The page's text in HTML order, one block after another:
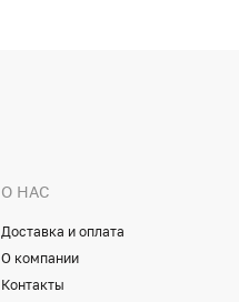
О НАС
Доставка и оплата
О компании
Контакты